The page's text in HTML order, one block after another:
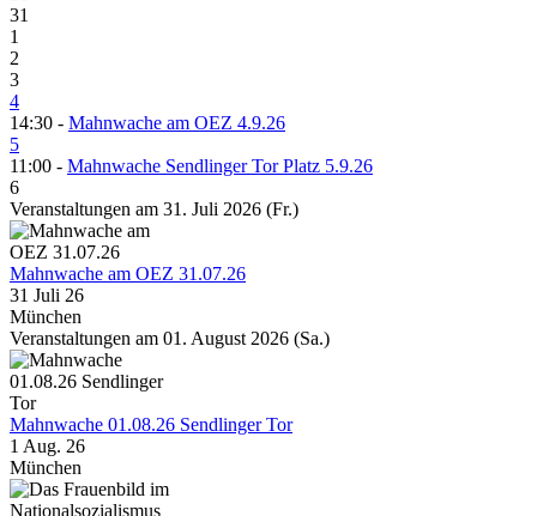
31
1
2
3
4
14:30 - Mahnwache am OEZ 4.9.26
5
11:00 - Mahnwache Sendlinger Tor Platz 5.9.26
6
Veranstaltungen am 31. Juli 2026 (Fr.)
Mahnwache am OEZ 31.07.26
31 Juli 26
München
Veranstaltungen am 01. August 2026 (Sa.)
Mahnwache 01.08.26 Sendlinger Tor
1 Aug. 26
München